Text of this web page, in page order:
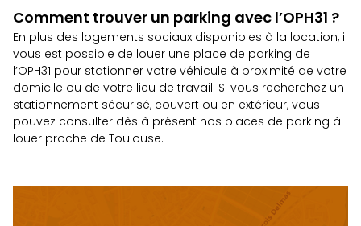
Comment trouver un parking avec l’OPH31 ?
En plus des logements sociaux disponibles à la location, il
vous est possible de louer une place de parking de
l’OPH31 pour stationner votre véhicule à proximité de votre
domicile ou de votre lieu de travail. Si vous recherchez un
stationnement sécurisé, couvert ou en extérieur, vous
pouvez consulter dès à présent nos places de parking à
louer proche de Toulouse.